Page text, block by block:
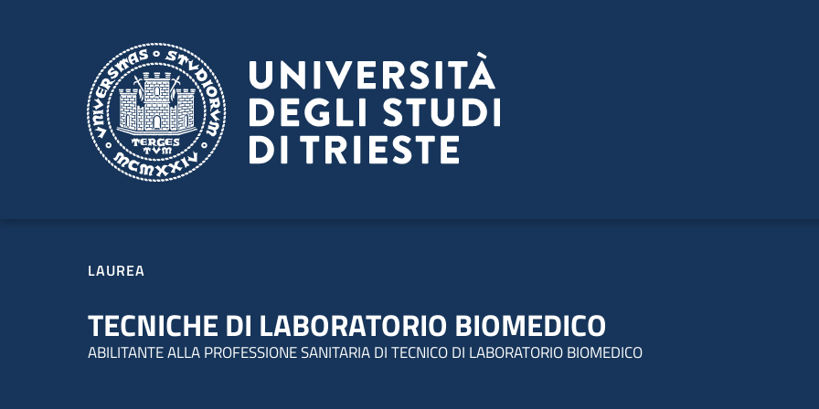
LAUREA
TECNICHE DI LABORATORIO BIOMEDICO
ABILITANTE ALLA PROFESSIONE SANITARIA DI TECNICO DI LABORATORIO BIOMEDICO